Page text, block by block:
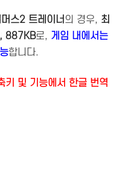
스2 트레이너 의 경우, 최
887KB로, 게임 내에서는
합니다.
키 및 기능에서 한글 번역